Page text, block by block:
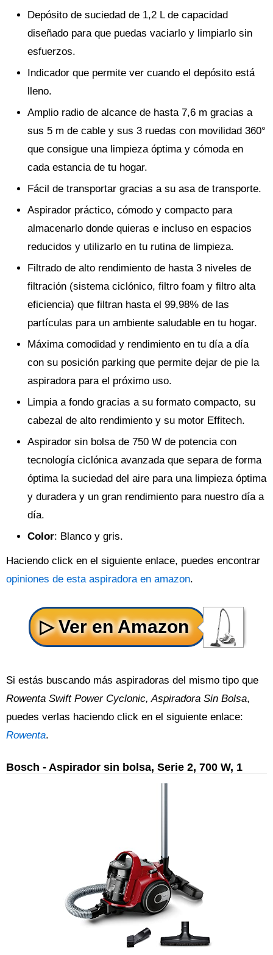
Depósito de suciedad de 1,2 L de capacidad
diseñado para que puedas vaciarlo y limpiarlo sin
esfuerzos.
Indicador que permite ver cuando el depósito está
lleno.
Amplio radio de alcance de hasta 7,6 m gracias a
sus 5 m de cable y sus 3 ruedas con movilidad 360°
que consigue una limpieza óptima y cómoda en
cada estancia de tu hogar.
Fácil de transportar gracias a su asa de transporte.
Aspirador práctico, cómodo y compacto para
almacenarlo donde quieras e incluso en espacios
reducidos y utilizarlo en tu rutina de limpieza.
Filtrado de alto rendimiento de hasta 3 niveles de
filtración (sistema ciclónico, filtro foam y filtro alta
eficiencia) que filtran hasta el 99,98% de las
partículas para un ambiente saludable en tu hogar.
Máxima comodidad y rendimiento en tu día a día
con su posición parking que permite dejar de pie la
aspiradora para el próximo uso.
Limpia a fondo gracias a su formato compacto, su
cabezal de alto rendimiento y su motor Effitech.
Aspirador sin bolsa de 750 W de potencia con
tecnología ciclónica avanzada que separa de forma
óptima la suciedad del aire para una limpieza óptima
y duradera y un gran rendimiento para nuestro día a
día.
Color: Blanco y gris.
Haciendo click en el siguiente enlace, puedes encontrar
opiniones de esta aspiradora en amazon.
Si estás buscando más aspiradoras del mismo tipo que
Rowenta Swift Power Cyclonic, Aspiradora Sin Bolsa,
puedes verlas haciendo click en el siguiente enlace:
Rowenta.
Bosch - Aspirador sin bolsa, Serie 2, 700 W, 1